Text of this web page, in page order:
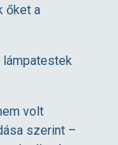
őket a
lámpatestek
volt
szerint –